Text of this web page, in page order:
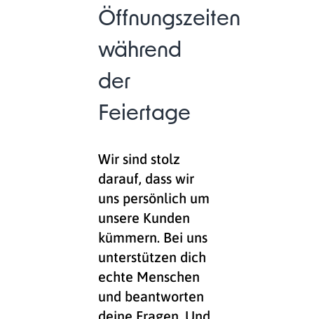
Öffnungszeiten
während
der
Feiertage
Wir sind stolz
darauf, dass wir
uns persönlich um
unsere Kunden
kümmern. Bei uns
unterstützen dich
echte Menschen
und beantworten
deine Fragen. Und